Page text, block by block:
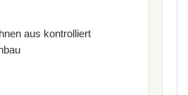
aus kontrolliert